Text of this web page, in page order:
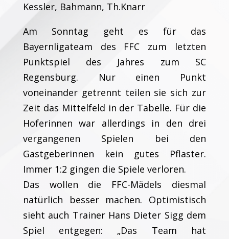
Kessler, Bahmann, Th.Knarr
Am Sonntag geht es für das
Bayernligateam des FFC zum letzten
Punktspiel des Jahres zum SC
Regensburg. Nur einen Punkt
voneinander getrennt teilen sie sich zur
Zeit das Mittelfeld in der Tabelle. Für die
Hoferinnen war allerdings in den drei
vergangenen Spielen bei den
Gastgeberinnen kein gutes Pflaster.
Immer 1:2 gingen die Spiele verloren.
Das wollen die FFC-Mädels diesmal
natürlich besser machen. Optimistisch
sieht auch Trainer Hans Dieter Sigg dem
Spiel entgegen: „Das Team hat